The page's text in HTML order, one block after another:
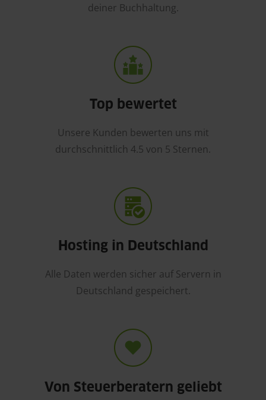
deiner Buchhaltung.
Top bewertet
Unsere Kunden bewerten uns mit
durchschnittlich 4.5 von 5 Sternen.
Hosting in Deutschland
Alle Daten werden sicher auf Servern in
Deutschland gespeichert.
Von Steuerberatern geliebt